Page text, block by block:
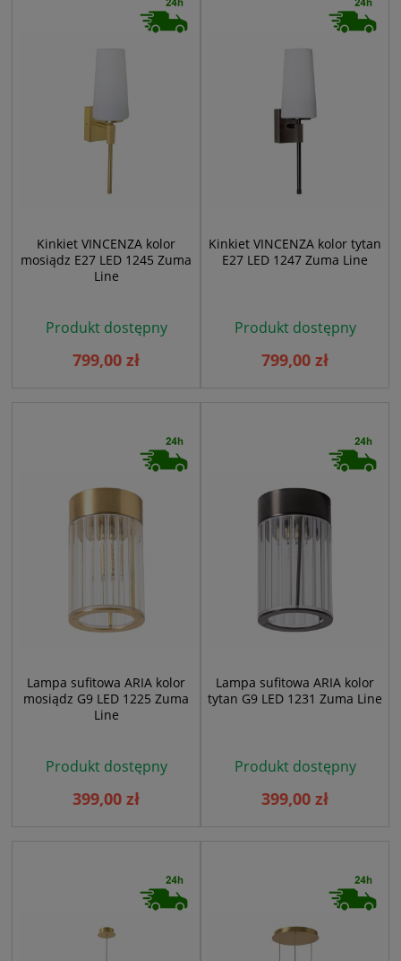
Kinkiet VINCENZA kolor
mosiądz E27 LED 1245 Zuma
Line
Produkt dostępny
799,00 zł
Kinkiet VINCENZA kolor tytan
E27 LED 1247 Zuma Line
Produkt dostępny
799,00 zł
Lampa sufitowa ARIA kolor
mosiądz G9 LED 1225 Zuma
Line
Produkt dostępny
399,00 zł
Lampa sufitowa ARIA kolor
tytan G9 LED 1231 Zuma Line
Produkt dostępny
399,00 zł